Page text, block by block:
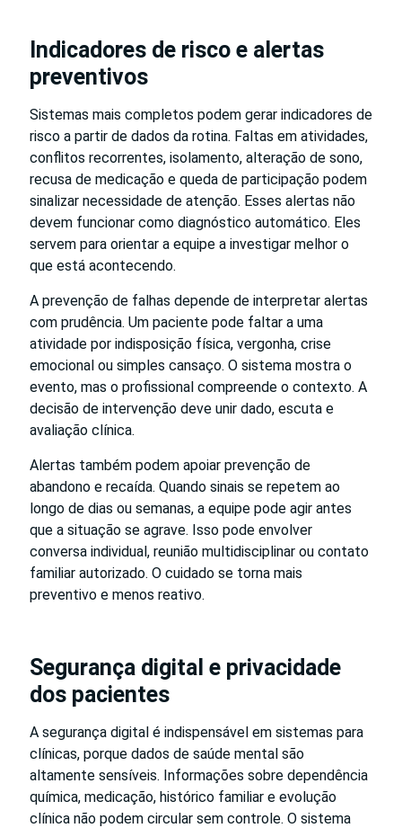
Indicadores de risco e alertas
preventivos
Sistemas mais completos podem gerar indicadores de
risco a partir de dados da rotina. Faltas em atividades,
conflitos recorrentes, isolamento, alteração de sono,
recusa de medicação e queda de participação podem
sinalizar necessidade de atenção. Esses alertas não
devem funcionar como diagnóstico automático. Eles
servem para orientar a equipe a investigar melhor o
que está acontecendo.
A prevenção de falhas depende de interpretar alertas
com prudência. Um paciente pode faltar a uma
atividade por indisposição física, vergonha, crise
emocional ou simples cansaço. O sistema mostra o
evento, mas o profissional compreende o contexto. A
decisão de intervenção deve unir dado, escuta e
avaliação clínica.
Alertas também podem apoiar prevenção de
abandono e recaída. Quando sinais se repetem ao
longo de dias ou semanas, a equipe pode agir antes
que a situação se agrave. Isso pode envolver
conversa individual, reunião multidisciplinar ou contato
familiar autorizado. O cuidado se torna mais
preventivo e menos reativo.
Segurança digital e privacidade
dos pacientes
A segurança digital é indispensável em sistemas para
clínicas, porque dados de saúde mental são
altamente sensíveis. Informações sobre dependência
química, medicação, histórico familiar e evolução
clínica não podem circular sem controle. O sistema